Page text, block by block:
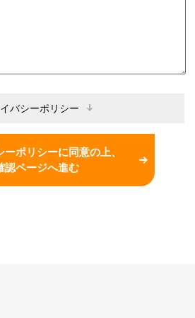
バシーポリシー
ーポリシーに同意の上、
認ページへ進む